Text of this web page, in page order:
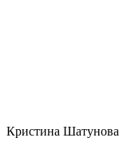
Кристина Шатунова